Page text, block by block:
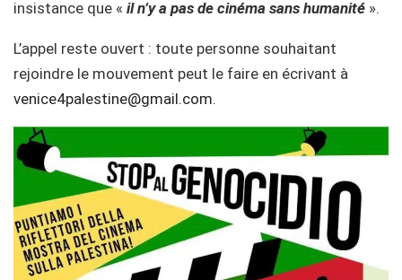
insistance que « il n’y a pas de cinéma sans humanité ».
L’appel reste ouvert : toute personne souhaitant
rejoindre le mouvement peut le faire en écrivant à
venice4palestine@gmail.com.